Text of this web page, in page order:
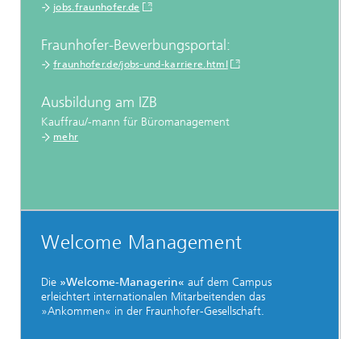
jobs.fraunhofer.de
Fraunhofer-Bewerbungsportal:
fraunhofer.de/jobs-und-karriere.html
Ausbildung am IZB
Kauffrau/-mann für Büromanagement
mehr
Welcome Management
Die »Welcome-Managerin« auf dem Campus
erleichtert internationalen Mitarbeitenden das
»Ankommen« in der Fraunhofer-Gesellschaft.